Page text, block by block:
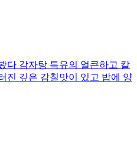
다 감자탕 특유의 얼큰하고 칼
진 깊은 감칠맛이 있고 밥에 양